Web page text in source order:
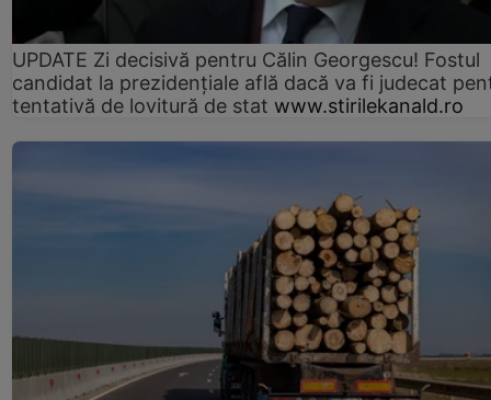
UPDATE Zi decisivă pentru Călin Georgescu! Fostul
candidat la prezidențiale află dacă va fi judecat
tentativă de lovitură de stat www.stirilekanald.ro